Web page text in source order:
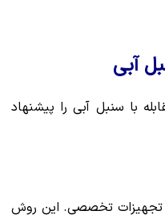
آبی
با سنبل آبی را پیشنهاد
و تجهیزات تخصصی. این روش